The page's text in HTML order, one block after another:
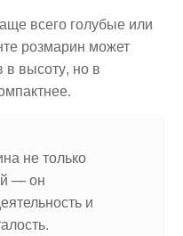
всего голубые или
розмарин может
в высоту, но в
не только
— он
и